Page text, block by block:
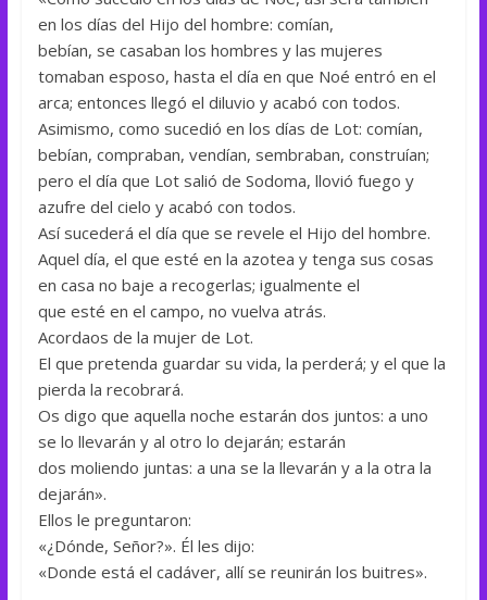
en los días del Hijo del hombre: comían,
bebían, se casaban los hombres y las mujeres
tomaban esposo, hasta el día en que Noé entró en el
arca; entonces llegó el diluvio y acabó con todos.
Asimismo, como sucedió en los días de Lot: comían,
bebían, compraban, vendían, sembraban, construían;
pero el día que Lot salió de Sodoma, llovió fuego y
azufre del cielo y acabó con todos.
Así sucederá el día que se revele el Hijo del hombre.
Aquel día, el que esté en la azotea y tenga sus cosas
en casa no baje a recogerlas; igualmente el
que esté en el campo, no vuelva atrás.
Acordaos de la mujer de Lot.
El que pretenda guardar su vida, la perderá; y el que la
pierda la recobrará.
Os digo que aquella noche estarán dos juntos: a uno
se lo llevarán y al otro lo dejarán; estarán
dos moliendo juntas: a una se la llevarán y a la otra la
dejarán».
Ellos le preguntaron:
«¿Dónde, Señor?». Él les dijo:
«Donde está el cadáver, allí se reunirán los buitres».